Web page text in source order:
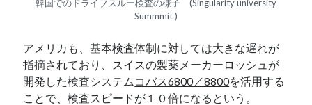
韓国でのドライブスルー検査の様子 (Singularity university
Summmit )
アメリカも、基本検査体制に対しては大きな遅れが
指摘されており、スイスの製薬メーカーロッシュが
開発した検査システム コバス6800／8800を活用する
ことで、検査スピードが１０倍になるという。